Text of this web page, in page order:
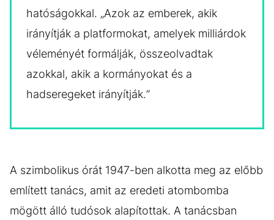
hatóságokkal. „Azok az emberek, akik
irányítják a platformokat, amelyek milliárdok
véleményét formálják, összeolvadtak
azokkal, akik a kormányokat és a
hadseregeket irányítják.”
A szimbolikus órát 1947-ben alkotta meg az előbb
említett tanács, amit az eredeti atombomba
mögött álló tudósok alapítottak. A tanácsban